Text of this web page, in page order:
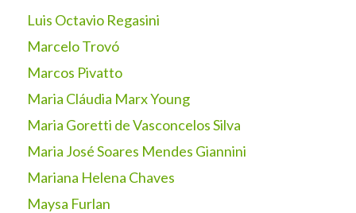
Luis Octavio Regasini
Marcelo Trovó
Marcos Pivatto
Maria Cláudia Marx Young
Maria Goretti de Vasconcelos Silva
Maria José Soares Mendes Giannini
Mariana Helena Chaves
Maysa Furlan